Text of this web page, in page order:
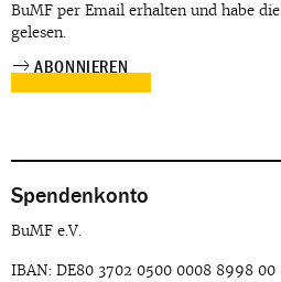
BuMF per Email erhalten und habe die
gelesen.
Spendenkonto
BuMF e.V.
IBAN: DE80 3702 0500 0008 8998 00